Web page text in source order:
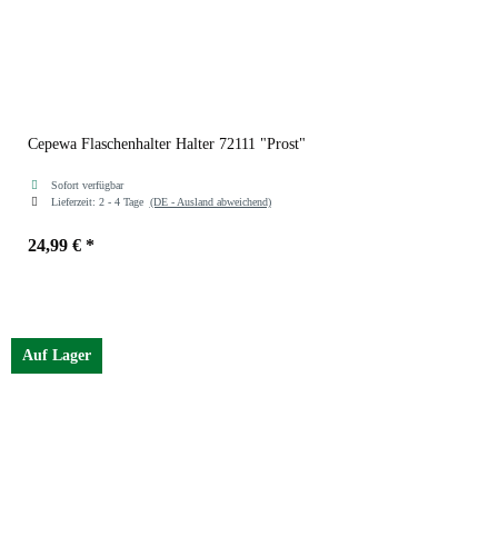
Cepewa Flaschenhalter Halter 72111 "Prost"
Sofort verfügbar
Lieferzeit: 2 - 4 Tage (DE - Ausland abweichend)
24,99 € *
Auf Lager